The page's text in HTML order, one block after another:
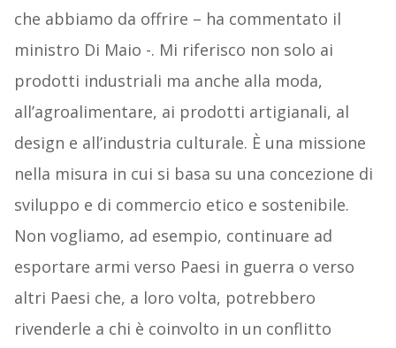
che abbiamo da offrire – ha commentato il
ministro Di Maio -. Mi riferisco non solo ai
prodotti industriali ma anche alla moda,
all’agroalimentare, ai prodotti artigianali, al
design e all’industria culturale. È una missione
nella misura in cui si basa su una concezione di
sviluppo e di commercio etico e sostenibile.
Non vogliamo, ad esempio, continuare ad
esportare armi verso Paesi in guerra o verso
altri Paesi che, a loro volta, potrebbero
rivenderle a chi è coinvolto in un conflitto